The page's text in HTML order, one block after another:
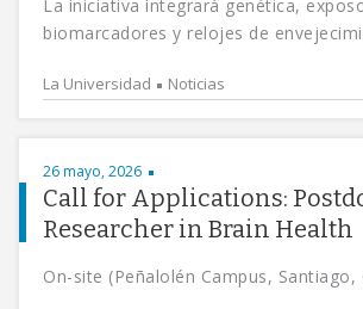
La iniciativa integrará genética,
biomarcadores y relojes de
La Universidad Noticias
26 mayo, 2026
Call for Applications:
Researcher in Brain Health
On-site (Peñalolén Campus, Santiago,